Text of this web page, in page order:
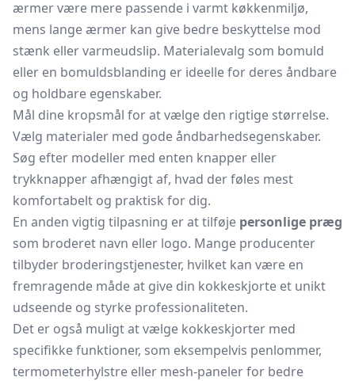
ærmer være mere passende i varmt køkkenmiljø,
mens lange ærmer kan give bedre beskyttelse mod
stænk eller varmeudslip. Materialevalg som bomuld
eller en bomuldsblanding er ideelle for deres åndbare
og holdbare egenskaber.
Mål dine kropsmål for at vælge den rigtige størrelse.
Vælg materialer med gode åndbarhedsegenskaber.
Søg efter modeller med enten knapper eller
trykknapper afhængigt af, hvad der føles mest
komfortabelt og praktisk for dig.
En anden vigtig tilpasning er at tilføje personlige præg
som broderet navn eller logo. Mange producenter
tilbyder broderingstjenester, hvilket kan være en
fremragende måde at give din kokkeskjorte et unikt
udseende og styrke professionaliteten.
Det er også muligt at vælge kokkeskjorter med
specifikke funktioner, som eksempelvis penlommer,
termometerhylstre eller mesh-paneler for bedre